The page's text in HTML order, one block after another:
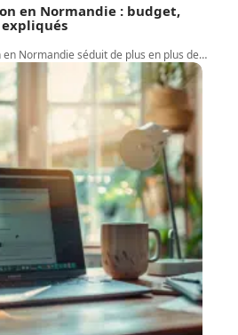
en Normandie : budget,
Normandie séduit de plus en plus de…